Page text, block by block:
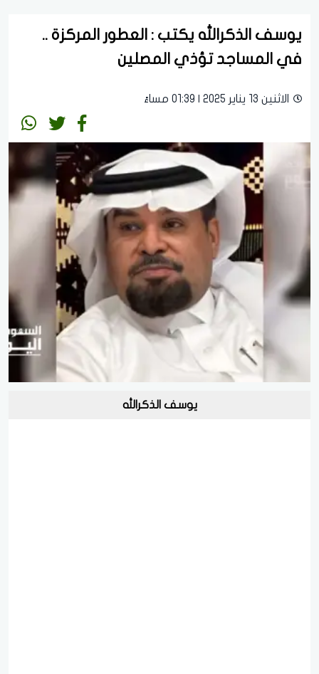
يوسف الذكرالله يكتب : العطور المركزة ..
في المساجد تؤذي المصلين
الاثنين 13 يناير 2025 | 01:39 مساءً
يوسف الذكرالله